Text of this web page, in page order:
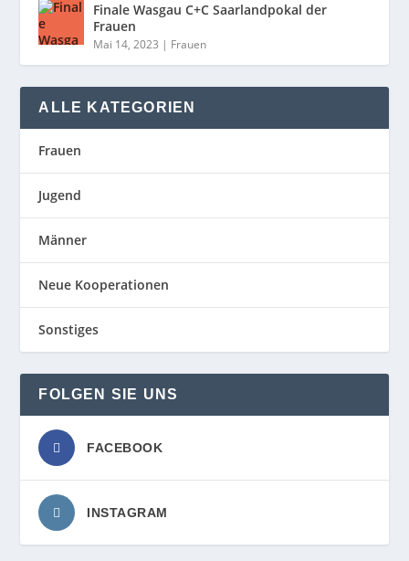
Finale Wasgau C+C Saarlandpokal der
Frauen
Mai 14, 2023 | Frauen
ALLE KATEGORIEN
Frauen
Jugend
Männer
Neue Kooperationen
Sonstiges
FOLGEN SIE UNS
FACEBOOK
INSTAGRAM